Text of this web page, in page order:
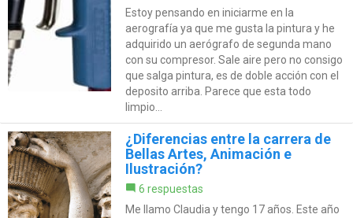
Estoy pensando en iniciarme en la
aerografía ya que me gusta la pintura y he
adquirido un aerógrafo de segunda mano
con su compresor. Sale aire pero no consigo
que salga pintura, es de doble acción con el
deposito arriba. Parece que esta todo
limpio...
¿Diferencias entre la carrera de
Bellas Artes, Animación e
Ilustración?
6 respuestas
Me llamo Claudia y tengo 17 años. Este año